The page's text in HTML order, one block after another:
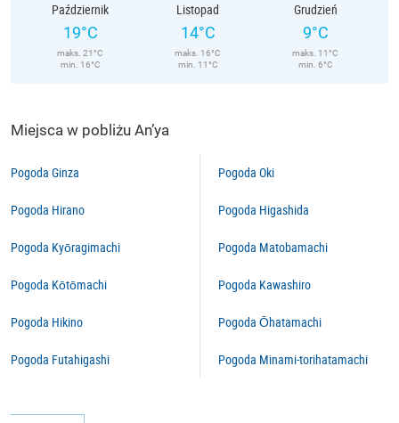
Październik
19°C
maks. 21°C
min. 16°C
Listopad
14°C
maks. 16°C
min. 11°C
Grudzień
9°C
maks. 11°C
min. 6°C
Miejsca w pobliżu An’ya
Pogoda Ginza
Pogoda Hirano
Pogoda Kyōragimachi
Pogoda Kōtōmachi
Pogoda Hikino
Pogoda Futahigashi
Pogoda Oki
Pogoda Higashida
Pogoda Matobamachi
Pogoda Kawashiro
Pogoda Ōhatamachi
Pogoda Minami-torihatamachi